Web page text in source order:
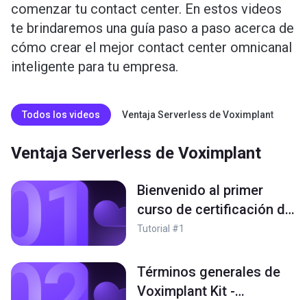
comenzar tu contact center. En estos videos
te brindaremos una guía paso a paso acerca de
cómo crear el mejor contact center omnicanal
inteligente para tu empresa.
Todos los videos Ventaja Serverless de Voximplant
Ventaja Serverless de Voximplant
Bienvenido al primer
curso de certificación de
Voximplant Kit
Tutorial #1
Términos generales de
Voximplant Kit -